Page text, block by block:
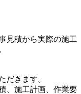
見積から実際の施工
だきます。
、施工計画、作業要